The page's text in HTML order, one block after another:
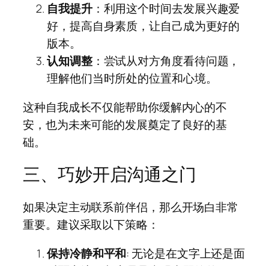
自我提升：利用这个时间去发展兴趣爱
好，提高自身素质，让自己成为更好的
版本。
认知调整：尝试从对方角度看待问题，
理解他们当时所处的位置和心境。
这种自我成长不仅能帮助你缓解内心的不
安，也为未来可能的发展奠定了良好的基
础。
三、巧妙开启沟通之门
如果决定主动联系前伴侣，那么开场白非常
重要。建议采取以下策略：
保持冷静和平和: 无论是在文字上还是面